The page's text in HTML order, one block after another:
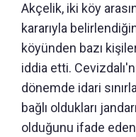
Akçelik, iki köy
kararıyla
köyünden bazı
iddia etti.
dönemde idari
bağlı oldukları
olduğunu ifade